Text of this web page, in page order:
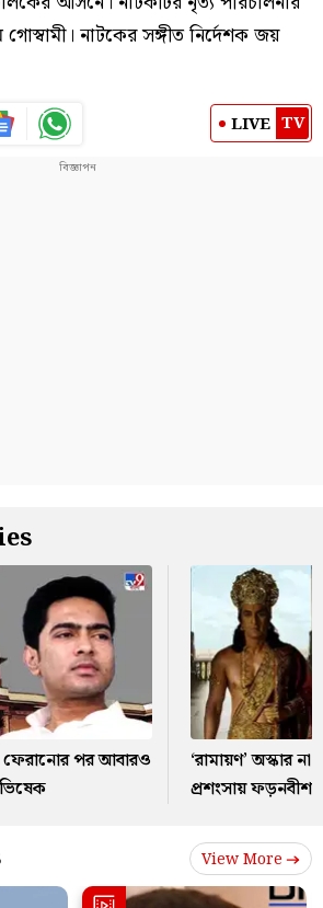
গোস্বামী। নাটকের সঙ্গীত নির্দেশক জয়
LIVE TV
ফেরানোর পর আবারও
‘রামায়ণ’ অস্কার
প্রশংসায় ফড়নবীশ
View More